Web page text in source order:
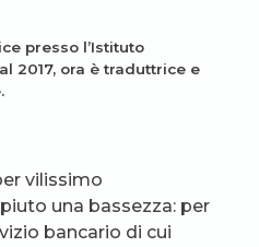
presso l’Istituto
2017, ora è traduttrice e
vilissimo
una bassezza: per
bancario di cui